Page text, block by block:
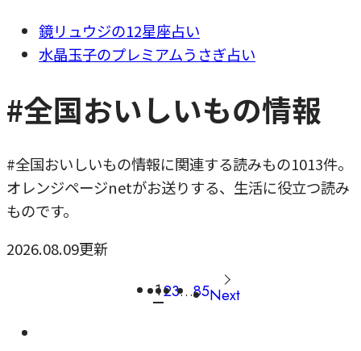
鏡リュウジの12星座占い
水晶玉子のプレミアムうさぎ占い
#全国おいしいもの情報
#全国おいしいもの情報に関連する読みもの1013件。
オレンジページnetがお送りする、生活に役立つ読み
ものです。
2026.08.09更新
123…85Next